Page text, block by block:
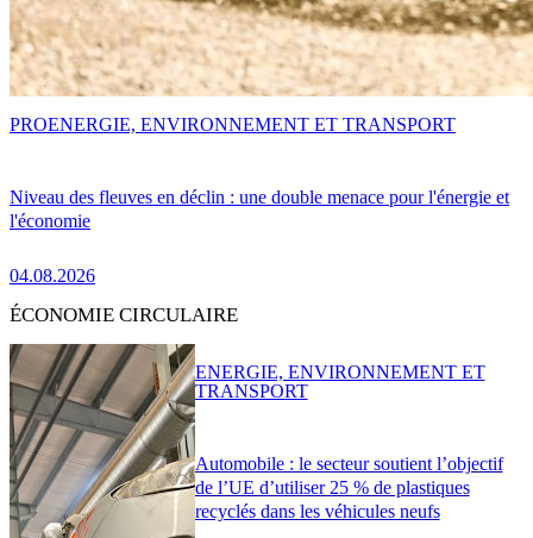
Niveau des fleuves en déclin : une double menace pour l'énergie et
l'économie
04.08.2026
PROENERGIE, ENVIRONNEMENT ET TRANSPORT
ÉCONOMIE CIRCULAIRE
Automobile : le secteur soutient l’objectif
de l’UE d’utiliser 25 % de plastiques
recyclés dans les véhicules neufs
ENERGIE, ENVIRONNEMENT ET
TRANSPORT